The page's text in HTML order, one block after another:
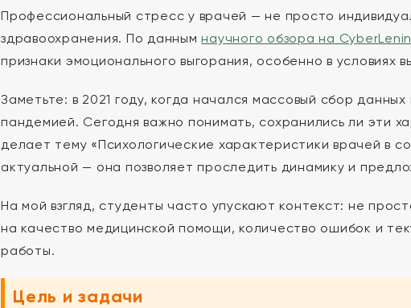
Профессиональный стресс у врачей — не просто
здравоохранения. По даннымнаучного обзора на
признаки эмоционального выгорания, особенно в условиях
Заметьте: в 2021 году, когда начался массовый сбор
пандемией. Сегодня важно понимать, сохранились ли эти
делает тему «Психологические характеристики врачей в
актуальной — она позволяет проследить динамику и
На мой взгляд, студенты часто упускают контекст: не
на качество медицинской помощи, количество ошибок и
работы.
Цель и задачи